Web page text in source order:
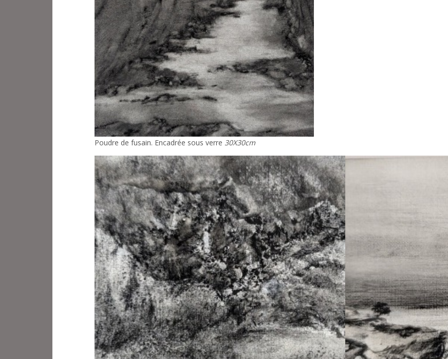
Poudre de fusain. Encadrée sous verre 30X30cm